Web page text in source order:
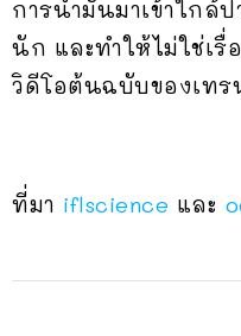
การนำมันมาเข้าใกล้
นัก และทำให้ไม่ใช่เ
วิดีโอต้นฉบับของเท
ที่มา iflscience และ